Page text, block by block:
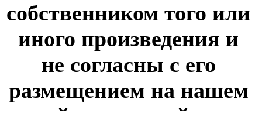
собственником того или
иного произведения и
не согласны с его
размещением на нашем